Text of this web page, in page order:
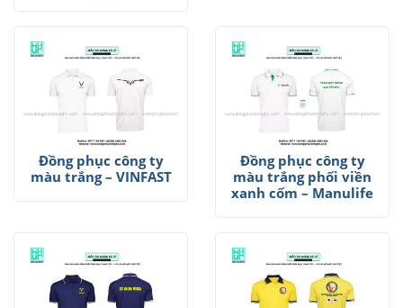
Đồng phục công ty
màu trắng – VINFAST
Đồng phục công ty
màu trắng phối viền
xanh cốm – Manulife